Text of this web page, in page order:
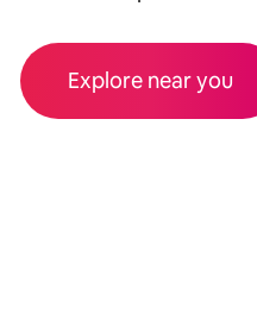
Explore near you